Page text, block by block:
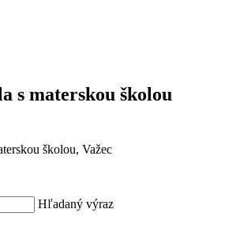
s materskou školou
Hľadaný výraz